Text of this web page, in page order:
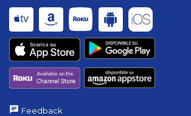
Feedback